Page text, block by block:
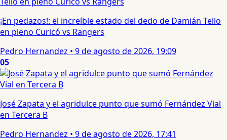
¡En pedazos!: el increíble estado del dedo de Damián Tello
en pleno Curicó vs Rangers
Pedro Hernandez • 9 de agosto de 2026, 19:09
05
José Zapata y el agridulce punto que sumó Fernández Vial
en Tercera B
Pedro Hernandez • 9 de agosto de 2026, 17:41